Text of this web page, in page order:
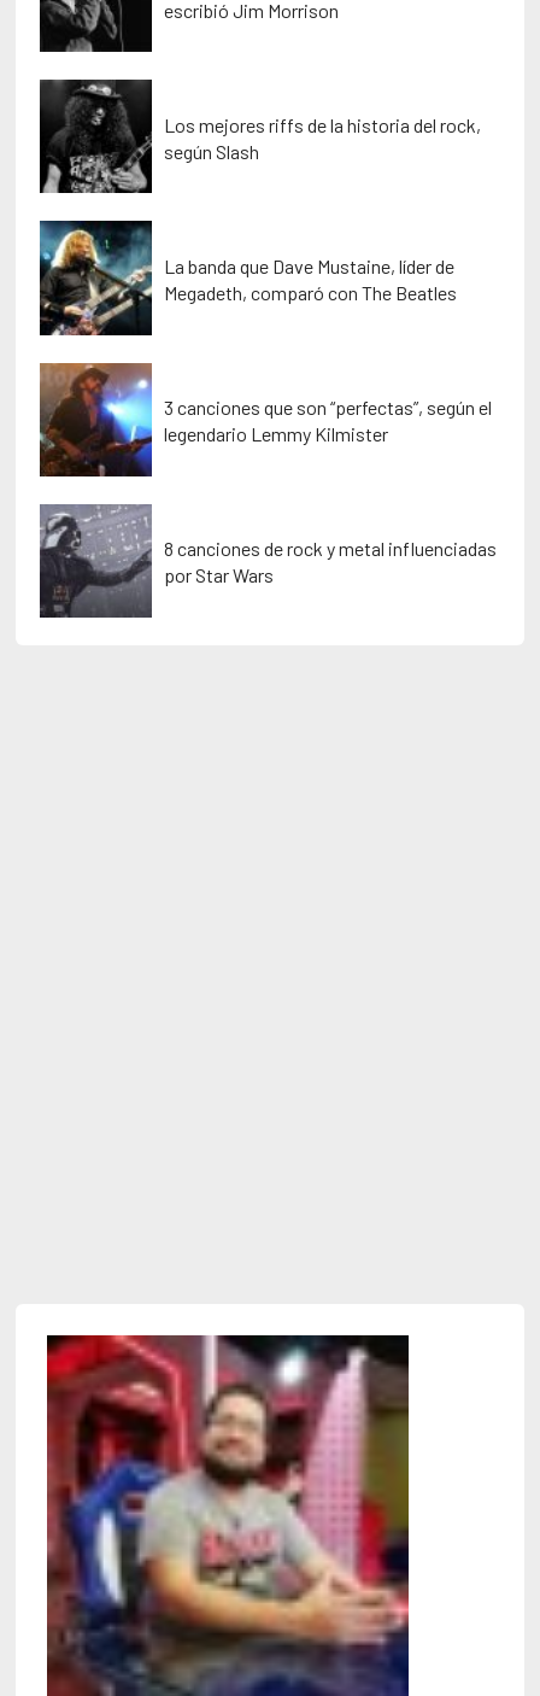
escribió Jim Morrison
Los mejores riffs de la historia del rock,
según Slash
La banda que Dave Mustaine, líder de
Megadeth, comparó con The Beatles
3 canciones que son “perfectas”, según el
legendario Lemmy Kilmister
8 canciones de rock y metal influenciadas
por Star Wars